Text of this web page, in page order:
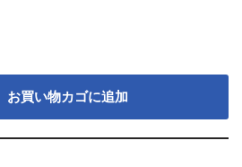
お買い物カゴに追加